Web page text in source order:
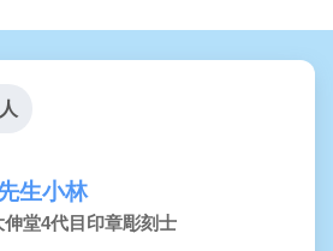
生小林
伸堂4代目印章彫刻士